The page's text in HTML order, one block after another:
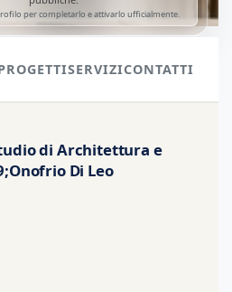
per completarlo e attivarlo ufficialmente.
SERVIZICONTATTI
di Architettura e
Di Leo